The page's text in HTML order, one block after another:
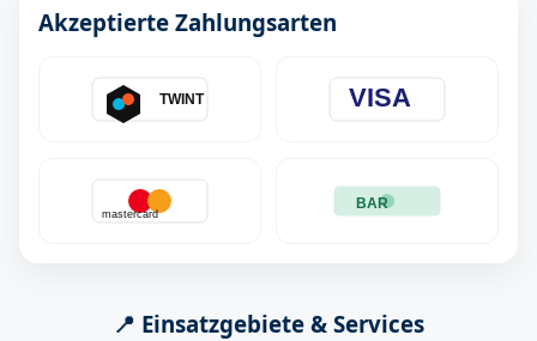
Akzeptierte Zahlungsarten
TWINT VISA
mastercard
BAR
📍 Einsatzgebiete & Services